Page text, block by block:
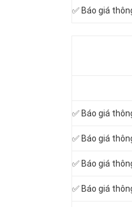
✅ Báo giá
✅ Báo giá
✅ Báo giá
✅ Báo giá
✅ Báo giá